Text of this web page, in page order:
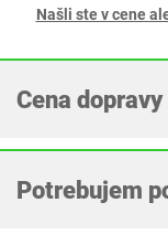
Našli ste v cene
Cena dopravy
Potrebujem